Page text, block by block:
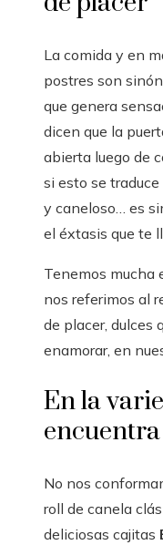
La comida y en
postres son
que genera
dicen que la
abierta luego de
si esto se
y caneloso… es
el éxtasis que te
Tenemos mucha
nos referimos al
de placer, dulces
enamorar, en
En la
No nos
roll de canela
deliciosas cajitas